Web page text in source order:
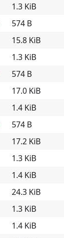
1.3 KiB
574 B
15.8 KiB
1.3 KiB
574 B
17.0 KiB
1.4 KiB
574 B
17.2 KiB
1.3 KiB
1.4 KiB
24.3 KiB
1.3 KiB
1.4 KiB